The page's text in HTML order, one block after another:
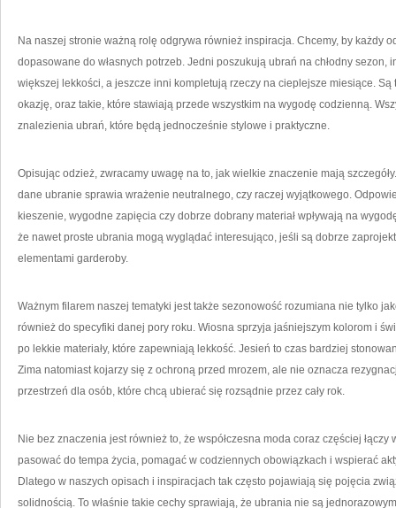
Na naszej stronie ważną rolę odgrywa również inspiracja. Chcemy, by każdy
dopasowane do własnych potrzeb. Jedni poszukują ubrań na chłodny sezon,
większej lekkości, a jeszcze inni kompletują rzeczy na cieplejsze miesiące.
okazję, oraz takie, które stawiają przede wszystkim na wygodę codzienną.
znalezienia ubrań, które będą jednocześnie stylowe i praktyczne.
Opisując odzież, zwracamy uwagę na to, jak wielkie znaczenie mają
dane ubranie sprawia wrażenie neutralnego, czy raczej wyjątkowego.
kieszenie, wygodne zapięcia czy dobrze dobrany materiał wpływają na
że nawet proste ubrania mogą wyglądać interesująco, jeśli są dobrze
elementami garderoby.
Ważnym filarem naszej tematyki jest także sezonowość rozumiana nie tylko
również do specyfiki danej pory roku. Wiosna sprzyja jaśniejszym kolorom i
po lekkie materiały, które zapewniają lekkość. Jesień to czas bardziej
Zima natomiast kojarzy się z ochroną przed mrozem, ale nie oznacza
przestrzeń dla osób, które chcą ubierać się rozsądnie przez cały rok.
Nie bez znaczenia jest również to, że współczesna moda coraz częściej
pasować do tempa życia, pomagać w codziennych obowiązkach i wspierać
Dlatego w naszych opisach i inspiracjach tak często pojawiają się pojęcia
solidnością. To właśnie takie cechy sprawiają, że ubrania nie są